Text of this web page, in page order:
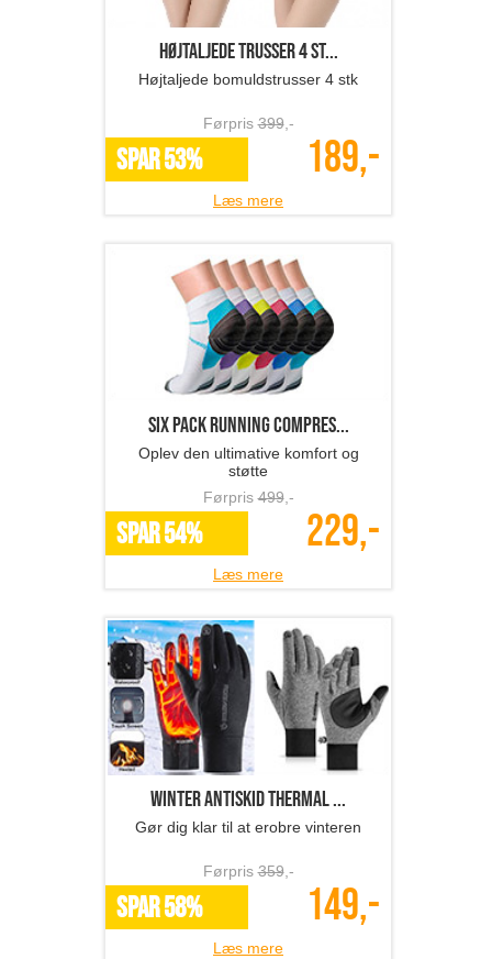
Højtaljede trusser 4 st...
Højtaljede bomuldstrusser 4 stk
Førpris399,-
SPAR 53% 189,-
Læs mere
Six Pack Running Compres...
Oplev den ultimative komfort og
støtte
Førpris499,-
SPAR 54% 229,-
Læs mere
Winter Antiskid Thermal ...
Gør dig klar til at erobre vinteren
Førpris359,-
SPAR 58% 149,-
Læs mere